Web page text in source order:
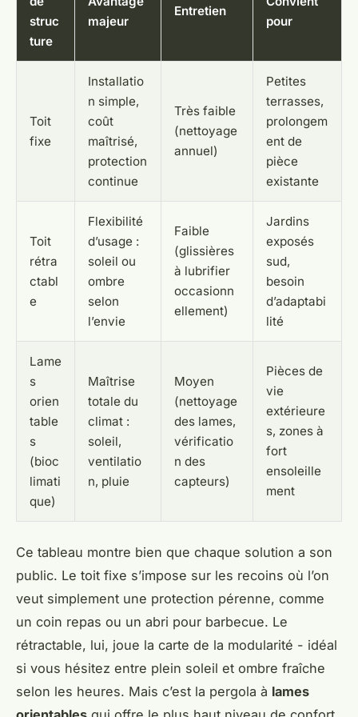
struc
ture
majeur
Entretien
pour
Toit
fixe
Installatio
n simple,
coût
maîtrisé,
protection
continue
Très faible
(nettoyage
annuel)
Petites
terrasses,
prolongem
ent de
pièce
existante
Toit
rétra
ctabl
e
Flexibilité
d’usage :
soleil ou
ombre
selon
l’envie
Faible
(glissières
à lubrifier
occasionn
ellement)
Jardins
exposés
sud,
besoin
d’adaptabi
lité
Lame
s
orien
table
s
(bioc
limati
que)
Maîtrise
totale du
climat :
soleil,
ventilatio
n, pluie
Moyen
(nettoyage
des lames,
vérificatio
n des
capteurs)
Pièces de
vie
extérieure
s, zones à
fort
ensoleille
ment
Ce tableau montre bien que chaque solution a son
public. Le toit fixe s’impose sur les recoins où l’on
veut simplement une protection pérenne, comme
un coin repas ou un abri pour barbecue. Le
rétractable, lui, joue la carte de la modularité - idéal
si vous hésitez entre plein soleil et ombre fraîche
selon les heures. Mais c’est la pergola à lames